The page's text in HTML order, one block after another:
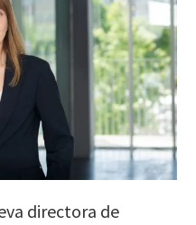
directora de